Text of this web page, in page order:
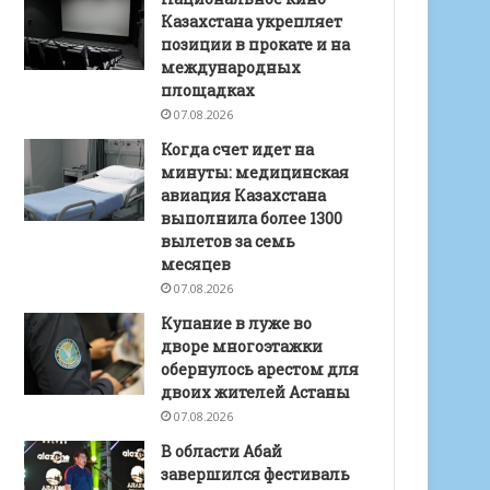
Казахстана укрепляет
позиции в прокате и на
международных
площадках
07.08.2026
Когда счет идет на
минуты: медицинская
авиация Казахстана
выполнила более 1300
вылетов за семь
месяцев
07.08.2026
Купание в луже во
дворе многоэтажки
обернулось арестом для
двоих жителей Астаны
07.08.2026
В области Абай
завершился фестиваль